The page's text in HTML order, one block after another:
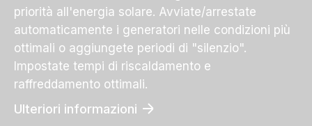
priorità all'energia solare. Avviate/arrestate
automaticamente i generatori nelle condizioni più
ottimali o aggiungete periodi di "silenzio".
Impostate tempi di riscaldamento e
raffreddamento ottimali.
Ulteriori informazioni